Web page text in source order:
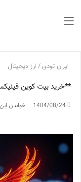
ایران تودی / ارز دیجیتال
**خرید بیت کوین
1404/08/24 خواندن این مطلب 16